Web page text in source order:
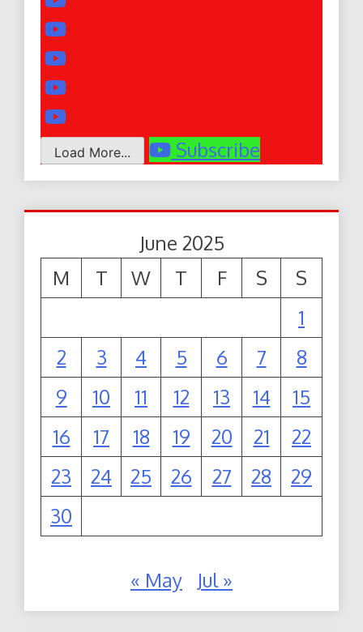
Load More... Subscribe
June 2025
M
T W T F S
S
1
2
3 4 5 6 7
8
9
10 11 12 13 14
15
16
17 18 19 20 21
22
23
24 25 26 27 28
29
30
« May Jul »